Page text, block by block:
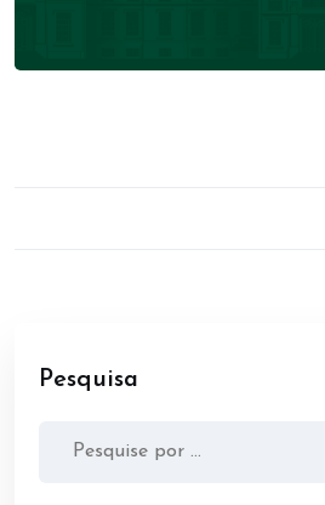
Pesquisa